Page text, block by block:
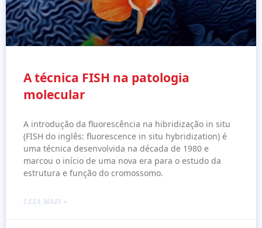
A técnica FISH na patologia
molecular
A introdução da fluorescência na hibridização in situ
(FISH do inglês: fluorescence in situ hybridization) é
uma técnica desenvolvida na década de 1980 e
marcou o início de uma nova era para o estudo da
estrutura e função do cromossomo.
LEIA MAIS »